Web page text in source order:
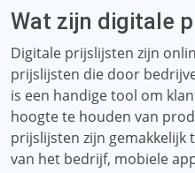
Wat zijn digitale
Digitale prijslijsten zijn
prijslijsten die door
is een handige tool om
hoogte te houden van
prijslijsten zijn gemakkelijk
van het bedrijf, mobiele